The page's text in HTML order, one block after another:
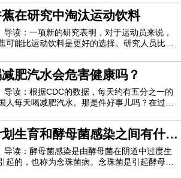
所帮助。日立n4000有假的吗日立n4000是一
新的进出口仪器，今年3月上市，所以相比老
本的日立n3000和日立n2000，假货还是比较少
在研究中淘汰运动饮料
导读：一项新的研究表明，对于运动员来说，
可能比运动饮料是更好的选择。研究人员比较
动饮料相比具有可比甚至更大的抗炎和其他好
据《纽约时报》报道。该研究的作者发表在“
One ”杂志上，香蕉的缺点之一可能是
减肥汽水会危害健康吗？
导读：根据CDC的数据，每天约有五分之一的
人每天喝减肥汽水。那是件好事儿吗？在过去
，心脏问题和其他健康问题之间的联系。最
头条新闻警告人们，减肥汽水饮用者患痴呆症
中风的几率更高。这听起来可能令人担忧，但
生育和酵母菌感染之间有什么
系
导读：酵母菌感染是由酵母菌在阴道中过度生
起的，也称为念珠菌病。念珠菌是引起酵母菌